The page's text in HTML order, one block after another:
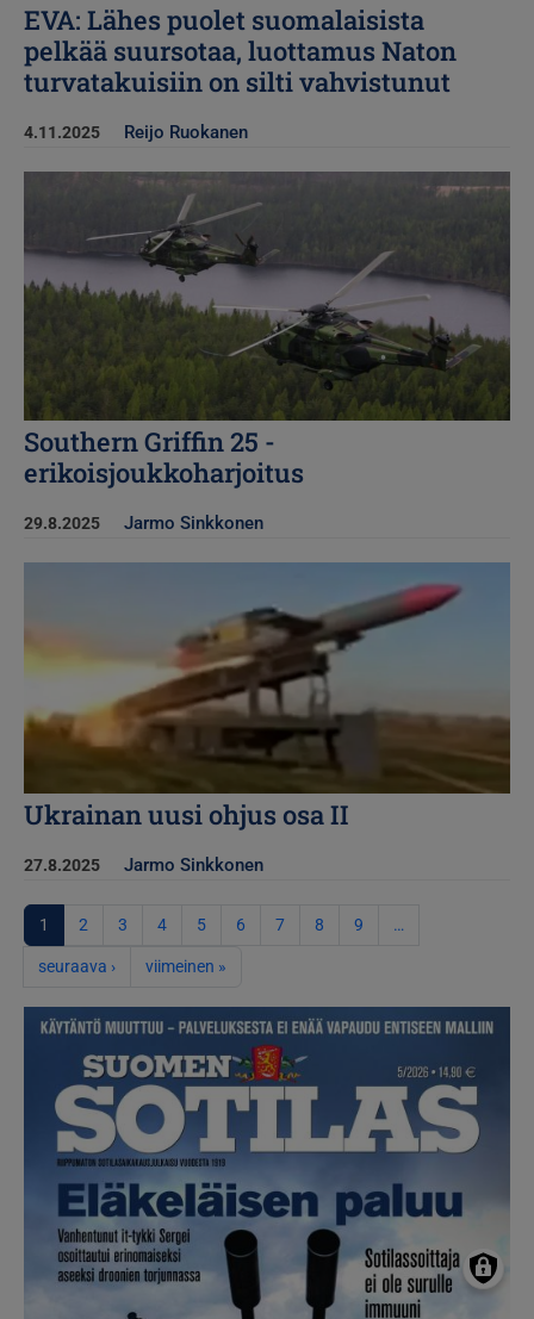
EVA: Lähes puolet suomalaisista
pelkää suursotaa, luottamus Naton
turvatakuisiin on silti vahvistunut
4.11.2025 Reijo Ruokanen
Southern Griffin 25 -
erikoisjoukkoharjoitus
29.8.2025 Jarmo Sinkkonen
Ukrainan uusi ohjus osa II
27.8.2025 Jarmo Sinkkonen
Sivutus
1 2 3 4 5 6 7 8 9 …
seuraava ›Seuraava sivu
viimeinen »